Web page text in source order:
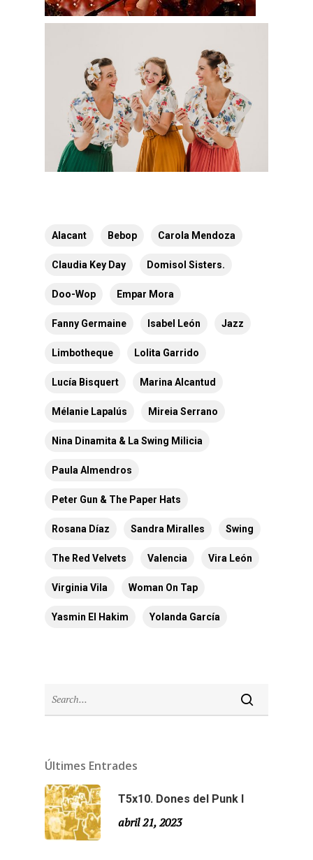
Alacant Bebop Carola Mendoza
Claudia Key Day Domisol Sisters.
Doo-Wop Empar Mora
Fanny Germaine Isabel León Jazz
Limbotheque Lolita Garrido
Lucía Bisquert Marina Alcantud
Mélanie Lapalús Mireia Serrano
Nina Dinamita & La Swing Milicia
Paula Almendros
Peter Gun & The Paper Hats
Rosana Díaz Sandra Miralles Swing
The Red Velvets Valencia Vira León
Virginia Vila Woman On Tap
Yasmin El Hakim Yolanda García
Últimes Entrades
T5x10. Dones del Punk I
abril 21, 2023